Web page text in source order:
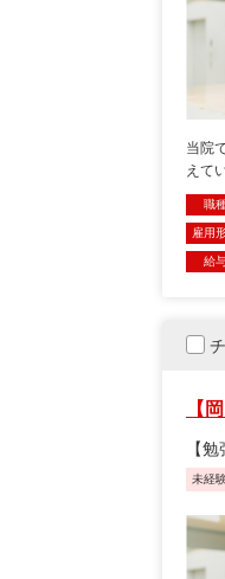
当院
えて
職
雇用
給
【
【
未経